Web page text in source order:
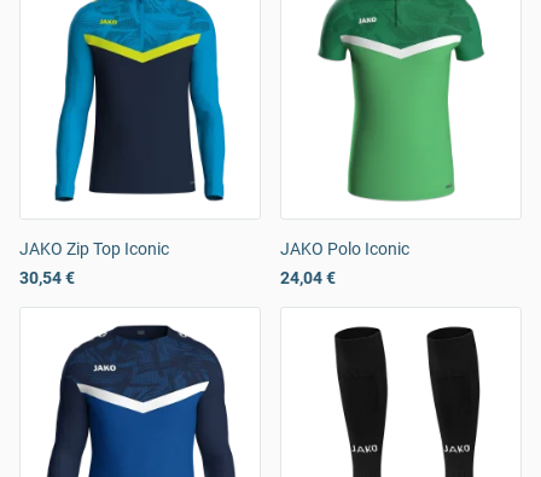
JAKO Zip Top Iconic
30,54 €
JAKO Polo Iconic
24,04 €